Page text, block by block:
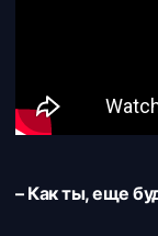
– Как ты, еще